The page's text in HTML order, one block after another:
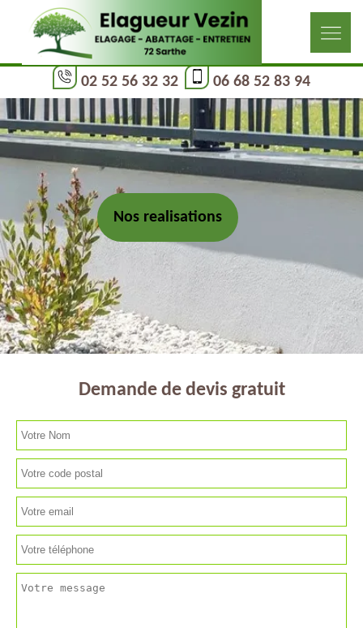
02 52 56 32 32 06 68 52 83 94
Nos realisations
Demande de devis gratuit